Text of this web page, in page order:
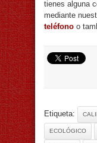
tienes alguna
mediante
teléfono o
Etiqueta:
ECOLÓGICO